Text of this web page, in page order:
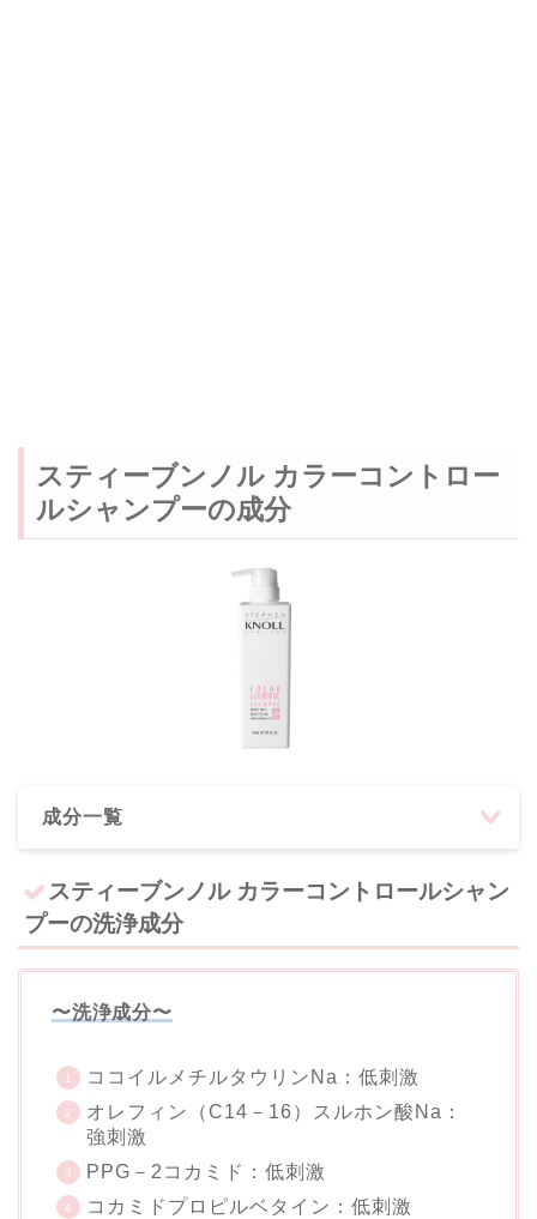
スティーブンノル カラーコントロー
ルシャンプーの成分
成分一覧
スティーブンノル カラーコントロールシャン
プーの洗浄成分
〜洗浄成分〜
ココイルメチルタウリンNa：低刺激
オレフィン（C14－16）スルホン酸Na：
強刺激
PPG－2コカミド：低刺激
コカミドプロピルベタイン：低刺激